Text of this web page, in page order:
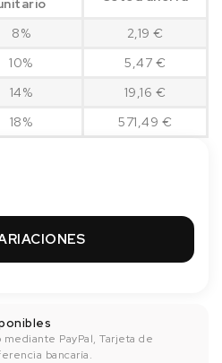
8%
2,19 €
10%
5,47 €
14%
19,16 €
18% 571,49 €
PayPal, Tarjeta de
bancaría.